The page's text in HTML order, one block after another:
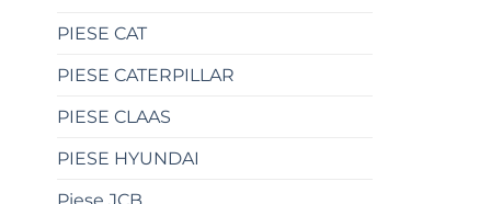
PIESE CAT
PIESE CATERPILLAR
PIESE CLAAS
PIESE HYUNDAI